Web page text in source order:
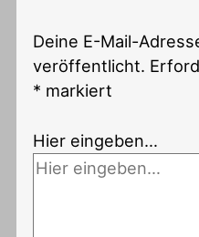
Deine E-Mail-
veröffentlicht.
* markiert
Hier eingeben…